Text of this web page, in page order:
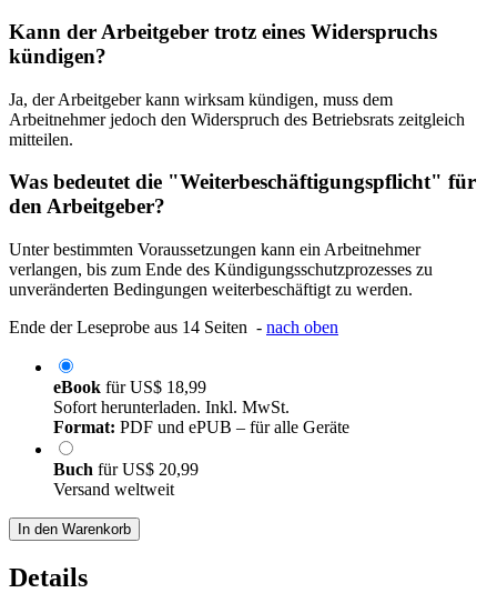
Kann der Arbeitgeber trotz eines Widerspruchs
kündigen?
Ja, der Arbeitgeber kann wirksam kündigen, muss dem
Arbeitnehmer jedoch den Widerspruch des Betriebsrats zeitgleich
mitteilen.
Was bedeutet die "Weiterbeschäftigungspflicht" für
den Arbeitgeber?
Unter bestimmten Voraussetzungen kann ein Arbeitnehmer
verlangen, bis zum Ende des Kündigungsschutzprozesses zu
unveränderten Bedingungen weiterbeschäftigt zu werden.
Ende der Leseprobe aus 14 Seiten - nach oben
eBook fürUS$ 18,99
Sofort herunterladen. Inkl. MwSt.
Format: PDF und ePUB – für alle Geräte
Buch fürUS$ 20,99
Versand weltweit
In den Warenkorb
Details